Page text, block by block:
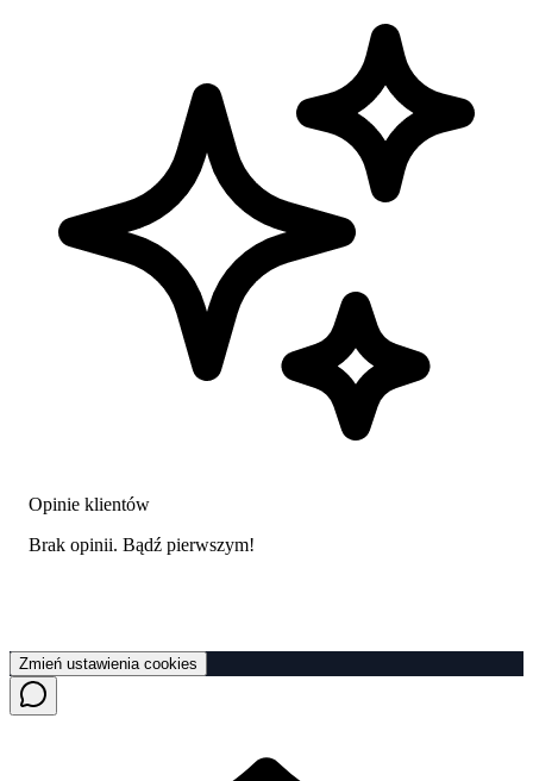
Opinie klientów
Brak opinii. Bądź pierwszym!
Zmień ustawienia cookies